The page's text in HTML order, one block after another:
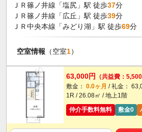
ＪＲ篠ノ井線「塩尻」駅 徒歩37分
ＪＲ篠ノ井線「広丘」駅 徒歩39分
ＪＲ中央本線「みどり湖」駅 徒歩69分
空室情報 （空室1）
63,000円
（共益費：5,500
敷金： 0.0ヶ月 / 礼金：
1R / 26.08㎡ / 地上1階
仲介手数料無料
敷金0